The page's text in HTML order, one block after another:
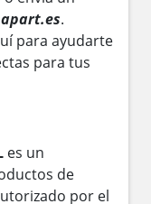
.
para ayudarte
para tus
es un
de
por el